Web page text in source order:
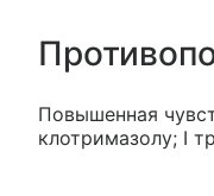
Повышенная
клотримазолу; I